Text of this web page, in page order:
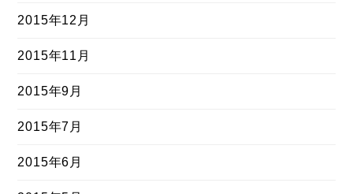
2015年12月
2015年11月
2015年9月
2015年7月
2015年6月